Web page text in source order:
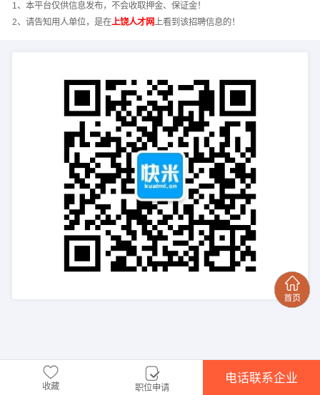
1、本平台仅供信息发布，不会收取押金、保证金！
2、请告知用人单位，是在上饶人才网上看到该招聘信息的！
收藏 职位申请
电话联系企业